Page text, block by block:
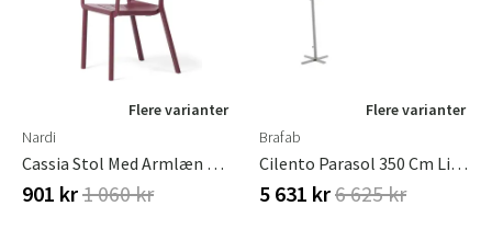
Flere varianter
Nardi
Cassia Stol Med Armlæn Borgogna
901 kr1 060 kr
Flere varianter
Brafab
Cilento Parasol 350 Cm Light Grey / Khaki
5 631 kr6 625 kr